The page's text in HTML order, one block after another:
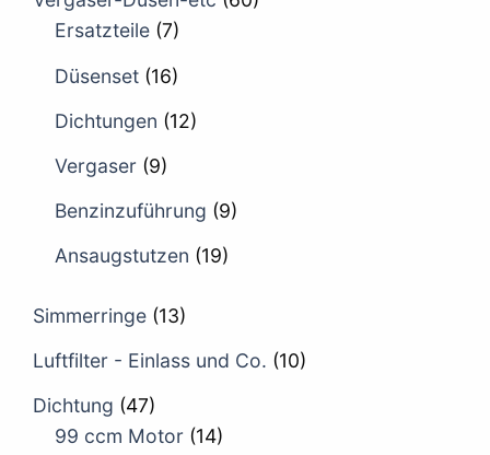
Ersatzteile (7)
Düsenset (16)
Dichtungen (12)
Vergaser (9)
Benzinzuführung (9)
Ansaugstutzen (19)
Simmerringe (13)
Luftfilter - Einlass und Co. (10)
Dichtung (47)
99 ccm Motor (14)